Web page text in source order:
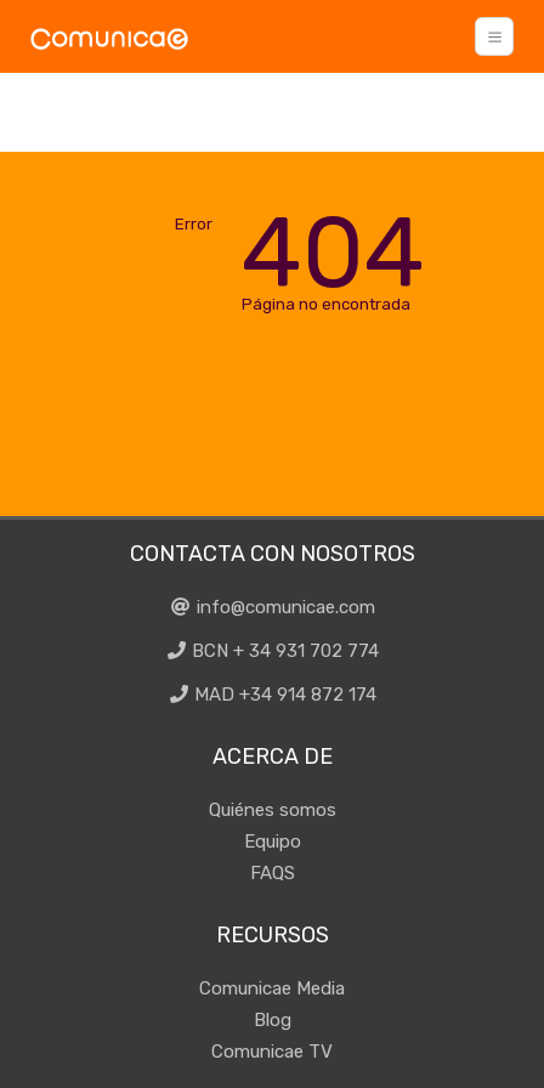
Error 404
Página no encontrada
CONTACTA CON NOSOTROS
info@comunicae.com
BCN + 34 931 702 774
MAD +34 914 872 174
ACERCA DE
Quiénes somos
Equipo
FAQS
RECURSOS
Comunicae Media
Blog
Comunicae TV